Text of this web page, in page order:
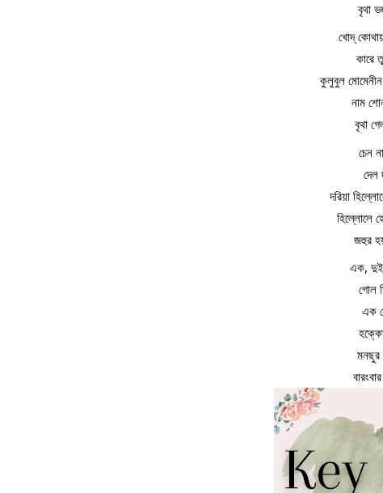
বৃথা
খোদ্
কারে
কুলুবুল
নাম
বৃথা
চেন
দেল
দরিয়া
হিল্লোলে
জহুর
এক, দুই,
গোল
এক
মনছুর